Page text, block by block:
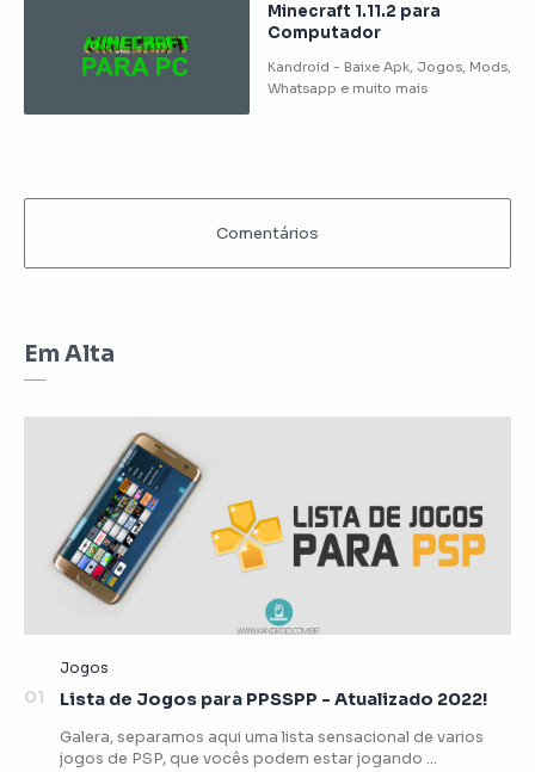
Minecraft 1.11.2 para
Computador
Em Alta
Lista de Jogos para PPSSPP - Atualizado 2022!
Galera, separamos aqui uma lista sensacional de varios
jogos de PSP, que vocês podem estar jogando …